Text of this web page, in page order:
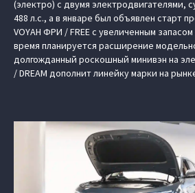
(электро) c двумя электродвигателями,
488 л.с., а в январе был объявлен старт
VOYAH ФРИ / FREE с увеличенным
время планируется расширение
долгожданный роскошный минивэн на
/ DREAM дополнит линейку марки на